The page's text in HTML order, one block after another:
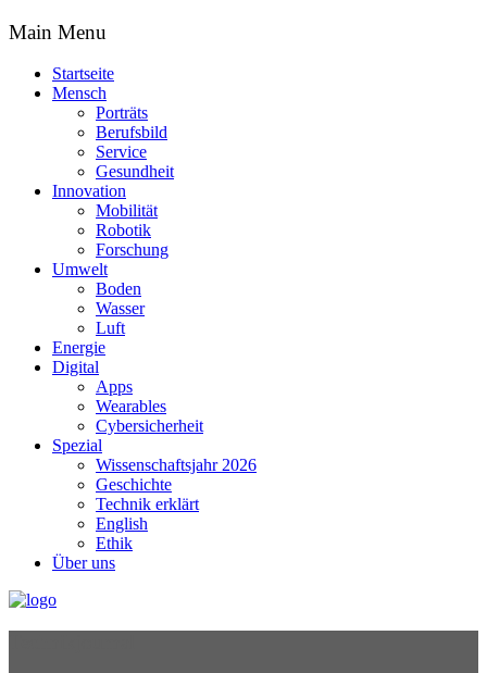
Main Menu
Startseite
Mensch
Porträts
Berufsbild
Service
Gesundheit
Innovation
Mobilität
Robotik
Forschung
Umwelt
Boden
Wasser
Luft
Energie
Digital
Apps
Wearables
Cybersicherheit
Spezial
Wissenschaftsjahr 2026
Geschichte
Technik erklärt
English
Ethik
Über uns